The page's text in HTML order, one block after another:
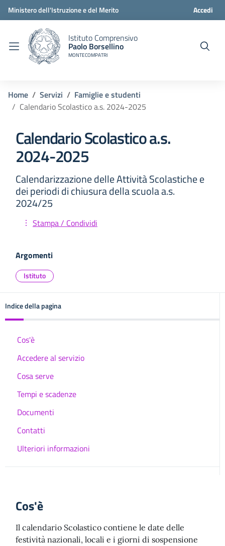
Ministero dell'Istruzione e del Merito Accedi
Istituto Comprensivo
Paolo Borsellino
MONTECOMPATRI
Home Servizi
Famiglie e studenti
Calendario Scolastico a.s. 2024-2025
Calendario Scolastico a.s.
2024-2025
Calendarizzazione delle Attività Scolastiche e
dei periodi di chiusura della scuola a.s.
2024/25
Stampa / Condividi
Argomenti
Istituto
Indice della pagina
Cos'è
Accedere al servizio
Cosa serve
Tempi e scadenze
Documenti
Contatti
Ulteriori informazioni
Cos'è
Il calendario Scolastico contiene le date delle
festività nazionali, locali e i giorni di sospensione